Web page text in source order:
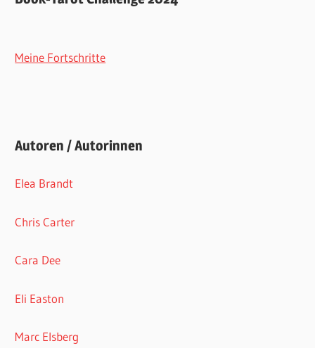
Meine Fortschritte
Autoren / Autorinnen
Elea Brandt
Chris Carter
Cara Dee
Eli Easton
Marc Elsberg